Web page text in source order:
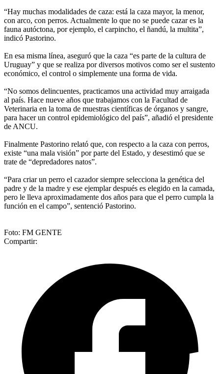
“Hay muchas modalidades de caza: está la caza mayor, la menor,
con arco, con perros. Actualmente lo que no se puede cazar es la
fauna autóctona, por ejemplo, el carpincho, el ñandú, la multita”,
indicó Pastorino.
En esa misma línea, aseguró que la caza “es parte de la cultura de
Uruguay” y que se realiza por diversos motivos como ser el sustento
económico, el control o simplemente una forma de vida.
“No somos delincuentes, practicamos una actividad muy arraigada
al país. Hace nueve años que trabajamos con la Facultad de
Veterinaria en la toma de muestras científicas de órganos y sangre,
para hacer un control epidemiológico del país”, añadió el presidente
de ANCU.
Finalmente Pastorino relató que, con respecto a la caza con perros,
existe “una mala visión” por parte del Estado, y desestimó que se
trate de “depredadores natos”.
“Para criar un perro el cazador siempre selecciona la genética del
padre y de la madre y ese ejemplar después es elegido en la camada,
pero le lleva aproximadamente dos años para que el perro cumpla la
función en el campo”, sentenció Pastorino.
Foto: FM GENTE
Compartir: